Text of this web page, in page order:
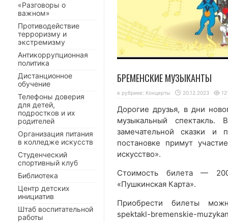
БРЕМЕНСКИЕ МУЗЫКАНТЫ
в рубрике: Концерты 20.12.2023
Дорогие друзья, в дни
музыкальный
замечательной сказки и
постановке примут
искусство».
Стоимость билета —
«Пушкинская Карта».
Приобрести билеты
spektakl-bremenskie-
«Разговоры о
важном»
Противодействие
терроризму и
экстремизму
Антикоррупционная
политика
Дистанционное
обучение
Телефоны доверия
для детей,
подростков и их
родителей
Организация питания
в колледже искусств
Студенческий
спортивный клуб
Библиотека
Центр детских
инициатив
Штаб воспитательной
работы